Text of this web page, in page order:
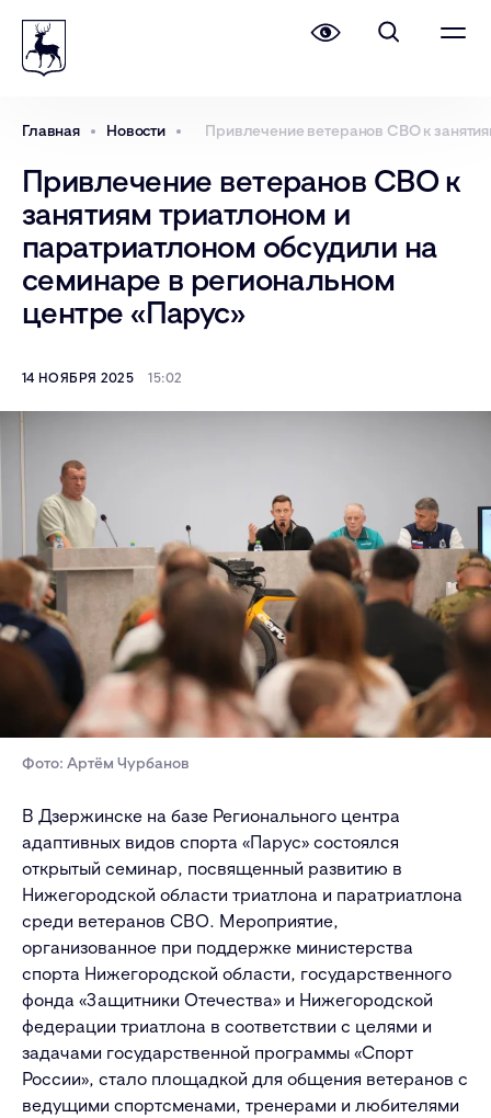
Главная Новости Привлечение ветеранов СВО к
Привлечение ветеранов СВО к
занятиям триатлоном и
паратриатлоном обсудили на
семинаре в региональном
центре «Парус»
14 НОЯБРЯ 2025 15:02
Фото: Артём Чурбанов
В Дзержинске на базе Регионального центра
адаптивных видов спорта «Парус» состоялся
открытый семинар, посвященный развитию в
Нижегородской области триатлона и паратриатлона
среди ветеранов СВО. Мероприятие,
организованное при поддержке министерства
спорта Нижегородской области, государственного
фонда «Защитники Отечества» и Нижегородской
федерации триатлона в соответствии с целями и
задачами государственной программы «Спорт
России», стало площадкой для общения ветеранов с
ведущими спортсменами, тренерами и любителями